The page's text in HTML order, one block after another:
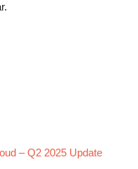
– Q2 2025 Update